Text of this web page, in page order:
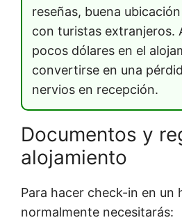
reseñas, buena
con turistas extranjeros.
pocos dólares en el
convertirse en una
nervios en recepción.
Documentos y
alojamiento
Para hacer check-in en un
normalmente necesitarás: